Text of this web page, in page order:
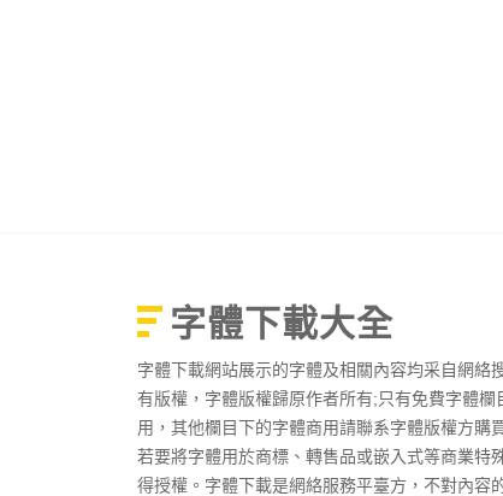
字體下載大全
字體下載網站展示的字體及相關內容均采自網絡
有版權，字體版權歸原作者所有;只有免費字體欄
用，其他欄目下的字體商用請聯系字體版權方購
若要將字體用於商標、轉售品或嵌入式等商業特
得授權。字體下載是網絡服務平臺方，不對內容